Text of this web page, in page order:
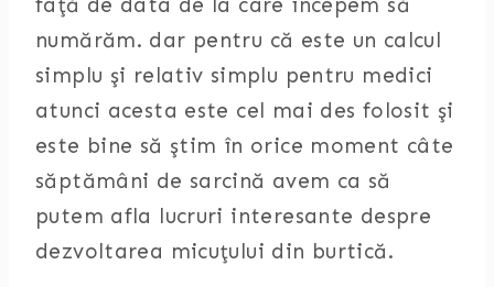
numărăm. dar pentru că este un calcul
simplu şi relativ simplu pentru medici
atunci acesta este cel mai des folosit şi
este bine să ştim în orice moment câte
săptămâni de sarcină avem ca să
putem afla lucruri interesante despre
dezvoltarea micuţului din burtică.